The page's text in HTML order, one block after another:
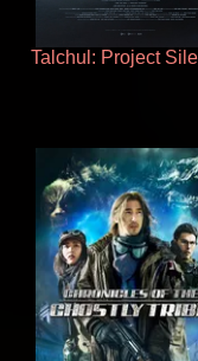
Talchul: Project